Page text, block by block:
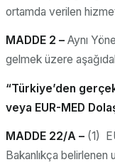
ortamda verilen
MADDE 2 – Aynı
gelmek üzere
“Türkiye’den
veya EUR-MED
MADDE 22/A – (1)
Bakanlıkça